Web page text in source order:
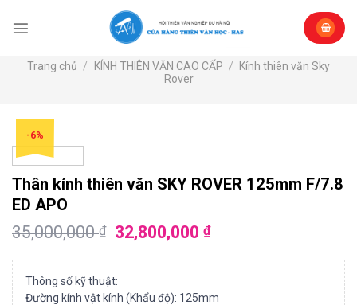
Trang chủ / KÍNH THIÊN VĂN CAO CẤP /
Kính thiên văn Sky
Rover
-6%
Thân kính thiên văn SKY ROVER 125mm F/7.8
ED APO
35,000,000₫ 32,800,000₫
Thông số kỹ thuật:
Đường kính vật kính (Khẩu độ): 125mm